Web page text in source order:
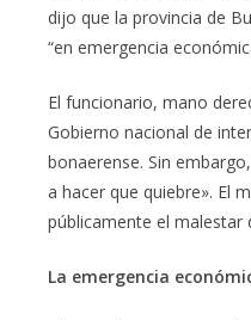
dijo que la provincia de
“en emergencia
El funcionario, mano
Gobierno nacional de
bonaerense. Sin
a hacer que quiebre». El
públicamente el malestar
La emergencia